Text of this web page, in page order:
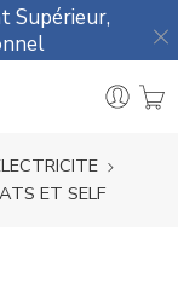
Supérieur,
ET SELF